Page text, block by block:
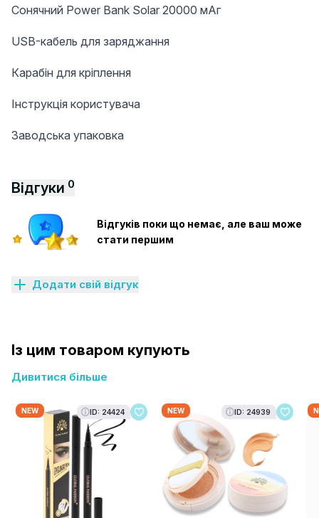
Сонячний Power Bank Solar 20000 мАг
USB-кабель для заряджання
Карабін для кріплення
Інструкція користувача
Заводська упаковка
Відгуки 0
Відгуків поки що немає, але ваш може
стати першим
Додати свій відгук
Із цим товаром купують
Дивитися більше
NEW ID: 24424 NEW ID: 24939